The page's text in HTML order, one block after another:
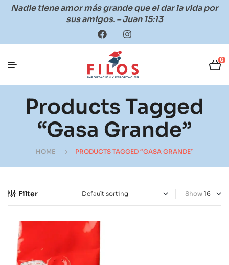
Nadie tiene amor más grande que el dar la vida por
sus amigos. – Juan 15:13
0
Products Tagged
“gasa Grande”
HOME PRODUCTS TAGGED “GASA GRANDE”
Filter Show